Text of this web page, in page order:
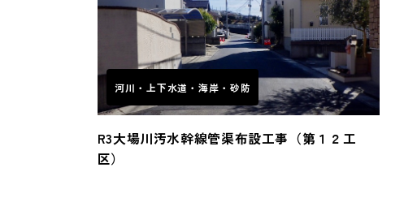
河川・上下水道・海岸・砂防
R3大場川汚水幹線管渠布設工事（第１２工
区）